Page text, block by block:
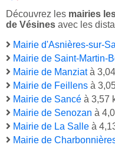
Découvrez les mairies
de Vésines avec les
Mairie d'Asnières-sur-
Mairie de Saint-Martin-
Mairie de Manziatà
Mairie de Feillens à
Mairie de Sancé à 3,57
Mairie de Senozan à
Mairie de La Salle à
Mairie de